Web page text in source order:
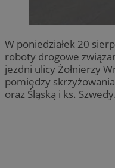
W poniedziałek 20
roboty drogowe
jezdni ulicy Żołnierzy
pomiędzy
oraz Śląską i ks. Szwedy.